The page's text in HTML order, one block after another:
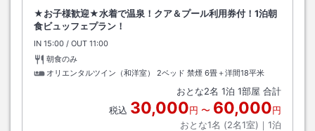
★お子様歓迎★水着で温泉！クア＆プール利用券付！1泊朝
食ビュッフェプラン！
IN チェックイン
15:00 / OUT チェックアウト
11:00
朝食のみ
オリエンタルツイン（和洋室） 2ベッド 禁煙 6畳＋洋間18平米
おとな2名 1泊 1部屋 合計
税込 30,000円 〜 60,000円
おとな1名 (2名1室)｜ 1泊